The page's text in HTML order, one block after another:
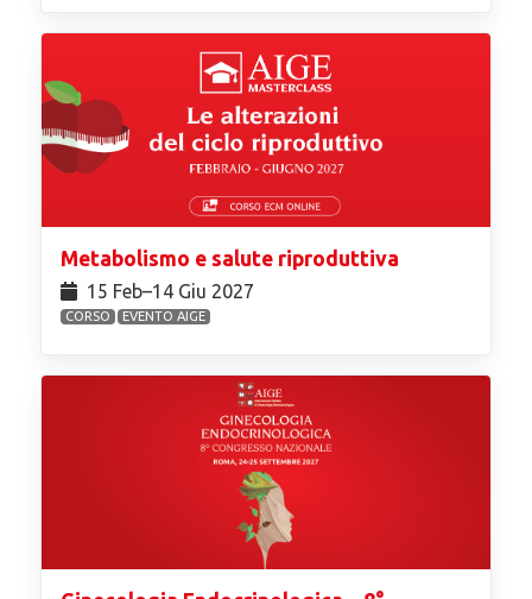
Metabolismo e salute riproduttiva
15 Feb⁠–14 Giu 2027
CORSO EVENTO AIGE